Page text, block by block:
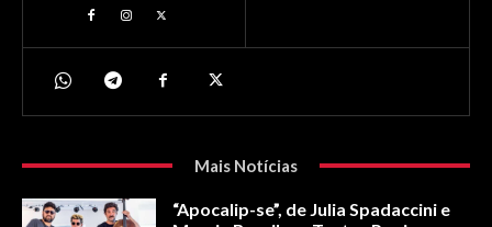
Mais Notícias
“Apocalip-se”, de Julia Spadaccini e